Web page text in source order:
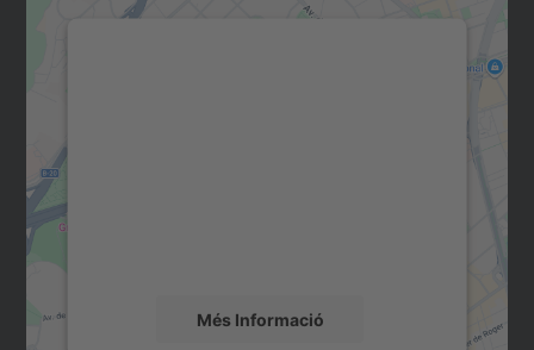
Més Informació